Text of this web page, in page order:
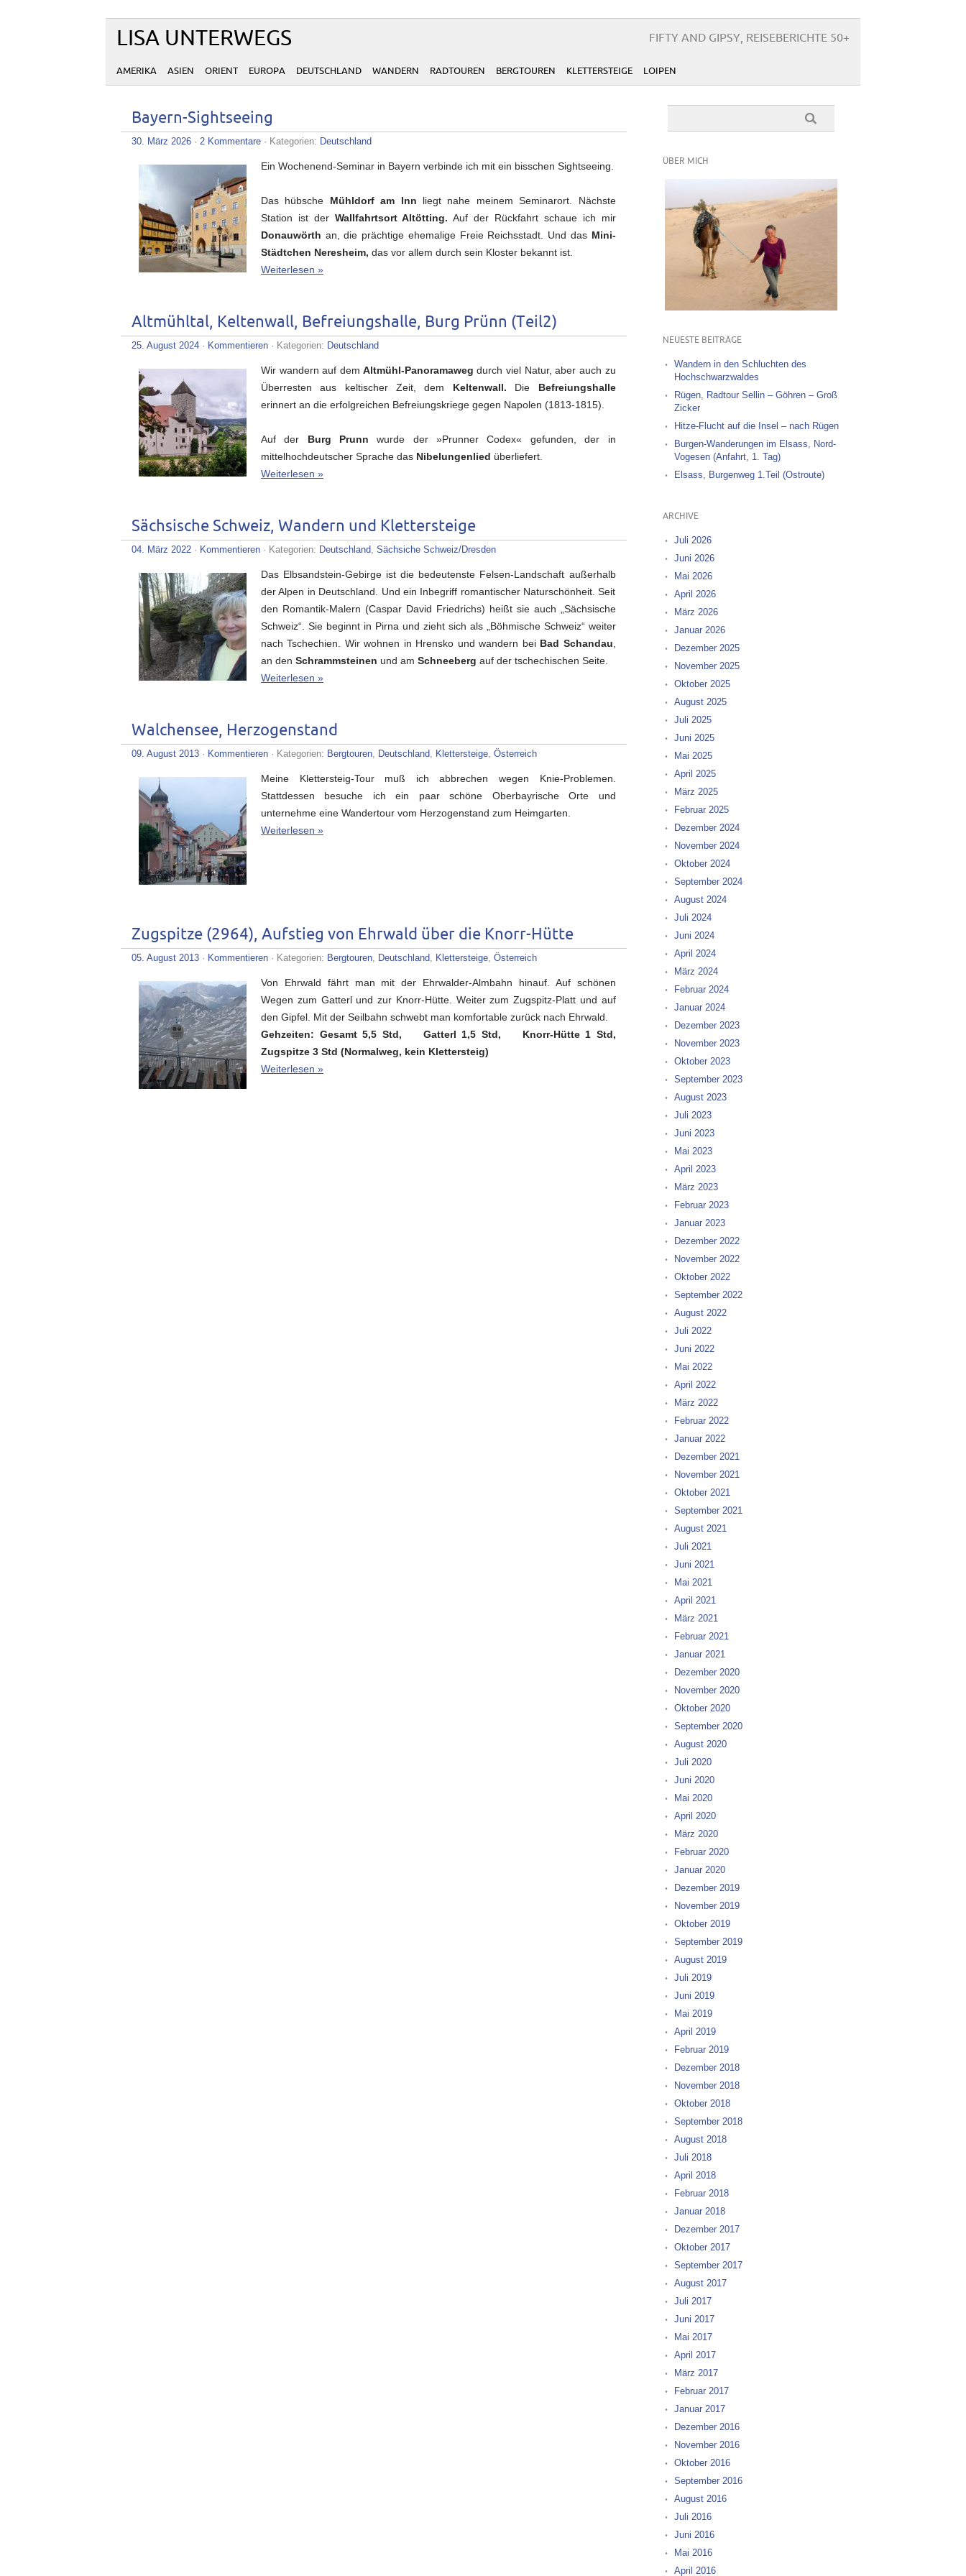
LISA UNTERWEGS FIFTY AND GIPSY, REISEBERICHTE 50+
AMERIKA ASIEN ORIENT EUROPA DEUTSCHLAND WANDERN RADTOUREN BERGTOUREN KLETTERSTEIGE LOIPEN
Bayern-Sightseeing
30. März 2026 · 2 Kommentare · Kategorien: Deutschland
Ein Wochenend-Seminar in Bayern verbinde ich mit ein bisschen Sightseeing.
Das hübsche Mühldorf am Inn liegt nahe meinem Seminarort. Nächste
Station ist der Wallfahrtsort Altötting. Auf der Rückfahrt schaue ich mir
Donauwörth an, die prächtige ehemalige Freie Reichsstadt. Und das Mini-
Städtchen Neresheim, das vor allem durch sein Kloster bekannt ist.
Weiterlesen »
Altmühltal, Keltenwall, Befreiungshalle, Burg Prünn (Teil2)
25. August 2024 · Kommentieren · Kategorien: Deutschland
Wir wandern auf dem Altmühl-Panoramaweg durch viel Natur, aber auch zu
Überresten aus keltischer Zeit, dem Keltenwall. Die Befreiungshalle
erinnert an die erfolgreichen Befreiungskriege gegen Napolen (1813-1815).
Auf der Burg Prunn wurde der »Prunner Codex« gefunden, der in
mittelhochdeutscher Sprache das Nibelungenlied überliefert.
Weiterlesen »
Sächsische Schweiz, Wandern und Klettersteige
04. März 2022 · Kommentieren · Kategorien: Deutschland, Sächsiche Schweiz/Dresden
Das Elbsandstein-Gebirge ist die bedeutenste Felsen-Landschaft außerhalb
der Alpen in Deutschland. Und ein Inbegriff romantischer Naturschönheit. Seit
den Romantik-Malern (Caspar David Friedrichs) heißt sie auch „Sächsische
Schweiz“. Sie beginnt in Pirna und zieht sich als „Böhmische Schweiz“ weiter
nach Tschechien. Wir wohnen in Hrensko und wandern beiBad Schandau
an den Schrammsteinen und am Schneeberg auf der tschechischen Seite.
Weiterlesen »
Walchensee, Herzogenstand
09. August 2013 · Kommentieren · Kategorien: Bergtouren, Deutschland, Klettersteige, Österreich
Meine Klettersteig-Tour muß ich abbrechen wegen Knie-Problemen.
Stattdessen besuche ich ein paar schöne Oberbayrische Orte und
unternehme eine Wandertour vom Herzogenstand zum Heimgarten.
Weiterlesen »
Zugspitze (2964), Aufstieg von Ehrwald über die Knorr-Hütte
05. August 2013 · Kommentieren · Kategorien: Bergtouren, Deutschland, Klettersteige, Österreich
Von Ehrwald fährt man mit der Ehrwalder-Almbahn hinauf. Auf schönen
Wegen zum Gatterl und zur Knorr-Hütte. Weiter zum Zugspitz-Platt und auf
den Gipfel. Mit der Seilbahn schwebt man komfortable zurück nach Ehrwald.
Gehzeiten: Gesamt 5,5 Std, Gatterl 1,5 Std, Knorr-Hütte 1 Std,
Zugspitze 3 Std (Normalweg, kein Klettersteig)
Weiterlesen »
ÜBER MICH
NEUESTE BEITRÄGE
Wandern in den Schluchten des
Hochschwarzwaldes
Rügen, Radtour Sellin – Göhren – Groß
Zicker
Hitze-Flucht auf die Insel – nach Rügen
Burgen-Wanderungen im Elsass, Nord-
Vogesen (Anfahrt, 1. Tag)
Elsass, Burgenweg 1.Teil (Ostroute)
ARCHIVE
Juli 2026
Juni 2026
Mai 2026
April 2026
März 2026
Januar 2026
Dezember 2025
November 2025
Oktober 2025
August 2025
Juli 2025
Juni 2025
Mai 2025
April 2025
März 2025
Februar 2025
Dezember 2024
November 2024
Oktober 2024
September 2024
August 2024
Juli 2024
Juni 2024
April 2024
März 2024
Februar 2024
Januar 2024
Dezember 2023
November 2023
Oktober 2023
September 2023
August 2023
Juli 2023
Juni 2023
Mai 2023
April 2023
März 2023
Februar 2023
Januar 2023
Dezember 2022
November 2022
Oktober 2022
September 2022
August 2022
Juli 2022
Juni 2022
Mai 2022
April 2022
März 2022
Februar 2022
Januar 2022
Dezember 2021
November 2021
Oktober 2021
September 2021
August 2021
Juli 2021
Juni 2021
Mai 2021
April 2021
März 2021
Februar 2021
Januar 2021
Dezember 2020
November 2020
Oktober 2020
September 2020
August 2020
Juli 2020
Juni 2020
Mai 2020
April 2020
März 2020
Februar 2020
Januar 2020
Dezember 2019
November 2019
Oktober 2019
September 2019
August 2019
Juli 2019
Juni 2019
Mai 2019
April 2019
Februar 2019
Dezember 2018
November 2018
Oktober 2018
September 2018
August 2018
Juli 2018
April 2018
Februar 2018
Januar 2018
Dezember 2017
Oktober 2017
September 2017
August 2017
Juli 2017
Juni 2017
Mai 2017
April 2017
März 2017
Februar 2017
Januar 2017
Dezember 2016
November 2016
Oktober 2016
September 2016
August 2016
Juli 2016
Juni 2016
Mai 2016
April 2016